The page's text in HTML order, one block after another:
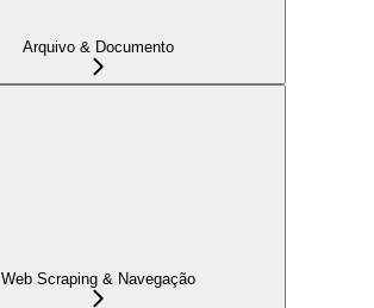
Arquivo & Documento
Web Scraping & Navegação